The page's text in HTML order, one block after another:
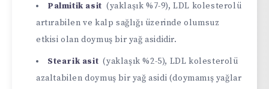
Palmitik asit (yaklaşık %7-9), LDL kolesterolü
artırabilen ve kalp sağlığı üzerinde olumsuz
etkisi olan doymuş bir yağ asididir.
Stearik asit (yaklaşık %2-5), LDL kolesterolü
azaltabilen doymuş bir yağ asidi (doymamış yağlar